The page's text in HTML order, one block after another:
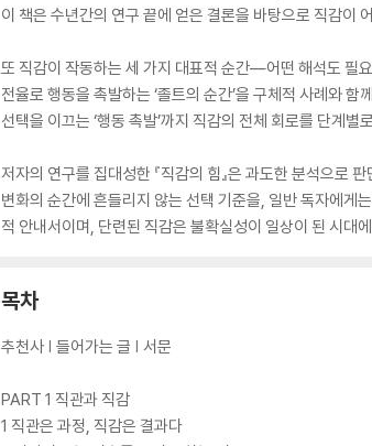
이 책은 수년간의 연구 끝에 얻은 결론을 바탕으로 직감이
또 직감이 작동하는 세 가지 대표적 순간―어떤 해석도 필
전율로 행동을 촉발하는 ‘졸트의 순간’을 구체적 사례와
선택을 이끄는 ‘행동 촉발’까지 직감의 전체 회로를 단계별
저자의 연구를 집대성한 『직감의 힘』은 과도한 분석으로
변화의 순간에 흔들리지 않는 선택 기준을, 일반 독자에게
적 안내서이며, 단련된 직감은 불확실성이 일상이 된 시대
목차
추천사 | 들어가는 글 | 서문
PART 1 직관과 직감
1 직관은 과정, 직감은 결과다